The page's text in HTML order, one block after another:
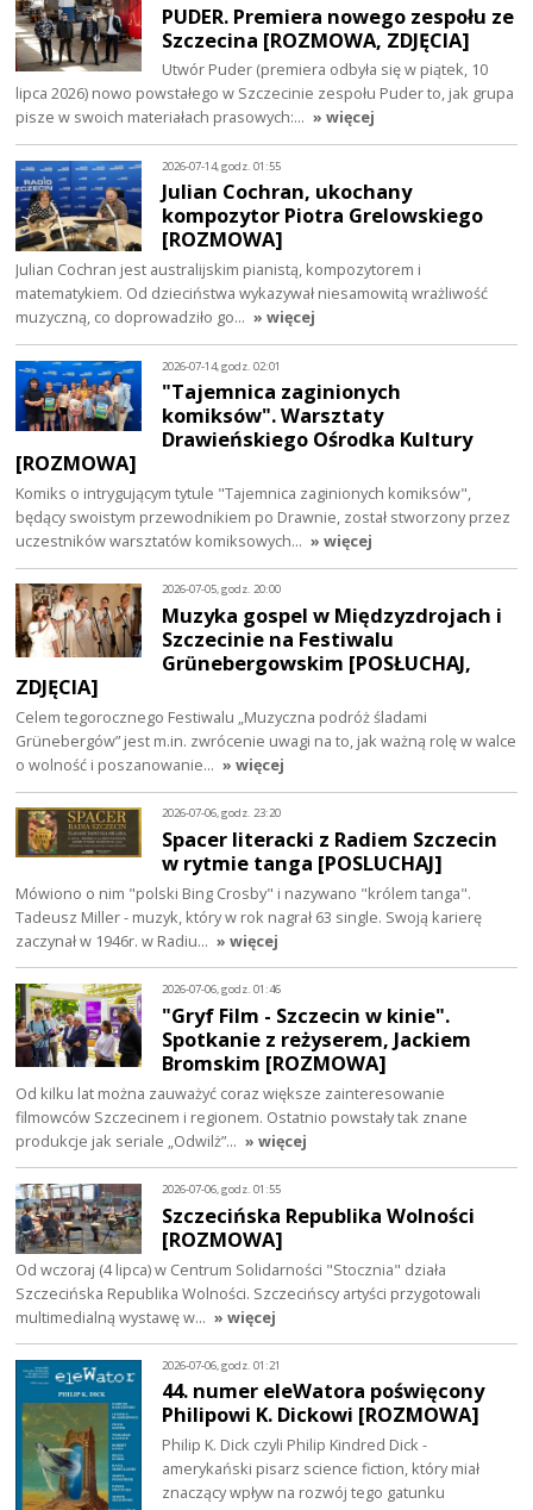
PUDER. Premiera nowego zespołu ze
Szczecina [ROZMOWA, ZDJĘCIA]
Utwór Puder (premiera odbyła się w piątek, 10
lipca 2026) nowo powstałego w Szczecinie zespołu Puder to, jak grupa
pisze w swoich materiałach prasowych:… » więcej
2026-07-14, godz. 01:55
Julian Cochran, ukochany
kompozytor Piotra Grelowskiego
[ROZMOWA]
Julian Cochran jest australijskim pianistą, kompozytorem i
matematykiem. Od dzieciństwa wykazywał niesamowitą wrażliwość
muzyczną, co doprowadziło go… » więcej
2026-07-14, godz. 02:01
"Tajemnica zaginionych
komiksów". Warsztaty
Drawieńskiego Ośrodka Kultury
[ROZMOWA]
Komiks o intrygującym tytule "Tajemnica zaginionych komiksów",
będący swoistym przewodnikiem po Drawnie, został stworzony przez
uczestników warsztatów komiksowych… » więcej
2026-07-05, godz. 20:00
Muzyka gospel w Międzyzdrojach i
Szczecinie na Festiwalu
Grünebergowskim [POSŁUCHAJ,
ZDJĘCIA]
Celem tegorocznego Festiwalu „Muzyczna podróż śladami
Grünebergów” jest m.in. zwrócenie uwagi na to, jak ważną rolę w walce
o wolność i poszanowanie… » więcej
2026-07-06, godz. 23:20
Spacer literacki z Radiem Szczecin
w rytmie tanga [POSLUCHAJ]
Mówiono o nim "polski Bing Crosby" i nazywano "królem tanga".
Tadeusz Miller - muzyk, który w rok nagrał 63 single. Swoją karierę
zaczynał w 1946r. w Radiu… » więcej
2026-07-06, godz. 01:46
"Gryf Film - Szczecin w kinie".
Spotkanie z reżyserem, Jackiem
Bromskim [ROZMOWA]
Od kilku lat można zauważyć coraz większe zainteresowanie
filmowców Szczecinem i regionem. Ostatnio powstały tak znane
produkcje jak seriale „Odwilż”… » więcej
2026-07-06, godz. 01:55
Szczecińska Republika Wolności
[ROZMOWA]
Od wczoraj (4 lipca) w Centrum Solidarności "Stocznia" działa
Szczecińska Republika Wolności. Szczecińscy artyści przygotowali
multimedialną wystawę w… » więcej
2026-07-06, godz. 01:21
44. numer eleWatora poświęcony
Philipowi K. Dickowi [ROZMOWA]
Philip K. Dick czyli Philip Kindred Dick -
amerykański pisarz science fiction, który miał
znaczący wpływ na rozwój tego gatunku